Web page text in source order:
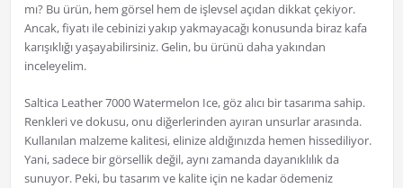
mı? Bu ürün, hem görsel hem de işlevsel açıdan dikkat çekiyor.
Ancak, fiyatı ile cebinizi yakıp yakmayacağı konusunda biraz kafa
karışıklığı yaşayabilirsiniz. Gelin, bu ürünü daha yakından
inceleyelim.
Saltica Leather 7000 Watermelon Ice, göz alıcı bir tasarıma sahip.
Renkleri ve dokusu, onu diğerlerinden ayıran unsurlar arasında.
Kullanılan malzeme kalitesi, elinize aldığınızda hemen hissediliyor.
Yani, sadece bir görsellik değil, aynı zamanda dayanıklılık da
sunuyor. Peki, bu tasarım ve kalite için ne kadar ödemeniz